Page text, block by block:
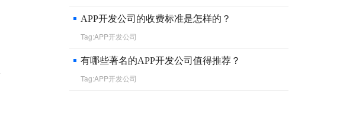
APP开发公司的收费标准是怎样的？
Tag:APP开发公司
有哪些著名的APP开发公司值得推荐？
Tag:APP开发公司